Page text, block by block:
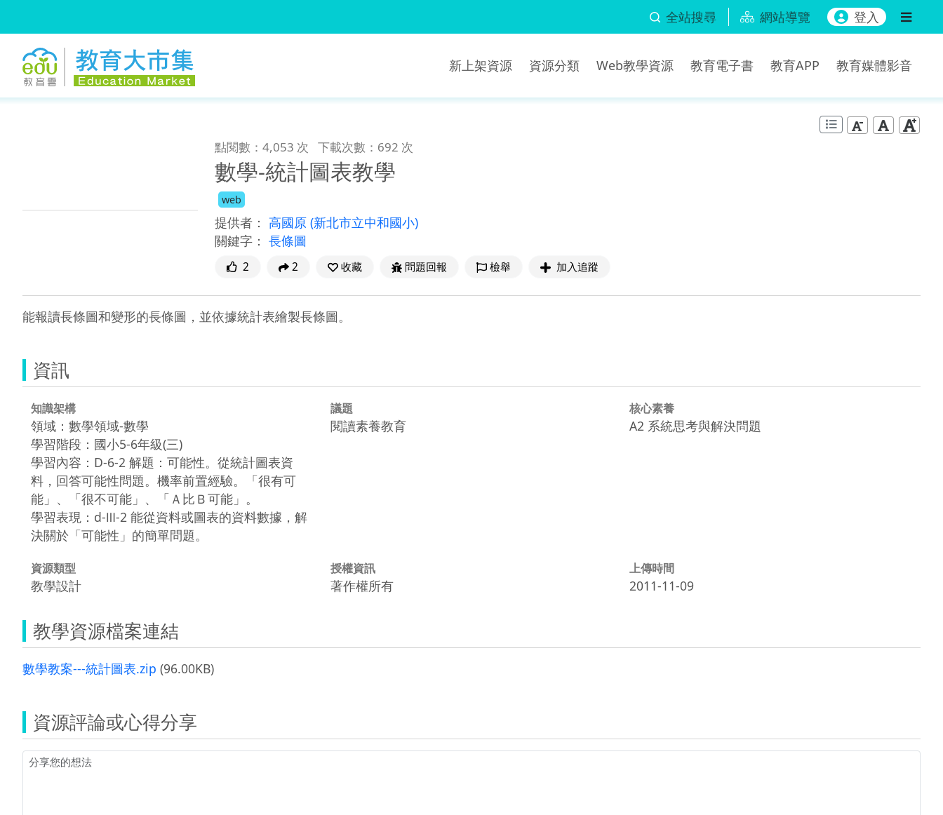
全站搜尋 網站導覽 登入
新上架資源 資源分類 Web教學資源 教育電子書 教育APP 教育媒體影音
點閱數：4,053 次 下載次數：692 次
數學-統計圖表教學
web
提供者： 高國原 (新北市立中和國小)
關鍵字： 長條圖
2 2 收藏 問題回報 檢舉 加入追蹤
能報讀長條圖和變形的長條圖，並依據統計表繪製長條圖。
資訊
知識架構
領域：數學領域-數學
學習階段：國小5-6年級(三)
學習內容：D-6-2 解題：可能性。從統計圖表資
料，回答可能性問題。機率前置經驗。「很有可
能」、「很不可能」、「Ａ比Ｂ可能」。
學習表現：d-Ⅲ-2 能從資料或圖表的資料數據，解
決關於「可能性」的簡單問題。
議題
閱讀素養教育
核心素養
A2 系統思考與解決問題
資源類型
教學設計
授權資訊
著作權所有
上傳時間
2011-11-09
教學資源檔案連結
數學教案---統計圖表.zip (96.00KB)
資源評論或心得分享